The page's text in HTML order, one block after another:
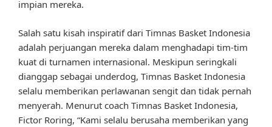
impian mereka.
Salah satu kisah inspiratif dari Timnas Basket Indonesia
adalah perjuangan mereka dalam menghadapi tim-tim
kuat di turnamen internasional. Meskipun seringkali
dianggap sebagai underdog, Timnas Basket Indonesia
selalu memberikan perlawanan sengit dan tidak pernah
menyerah. Menurut coach Timnas Basket Indonesia,
Fictor Roring, “Kami selalu berusaha memberikan yang